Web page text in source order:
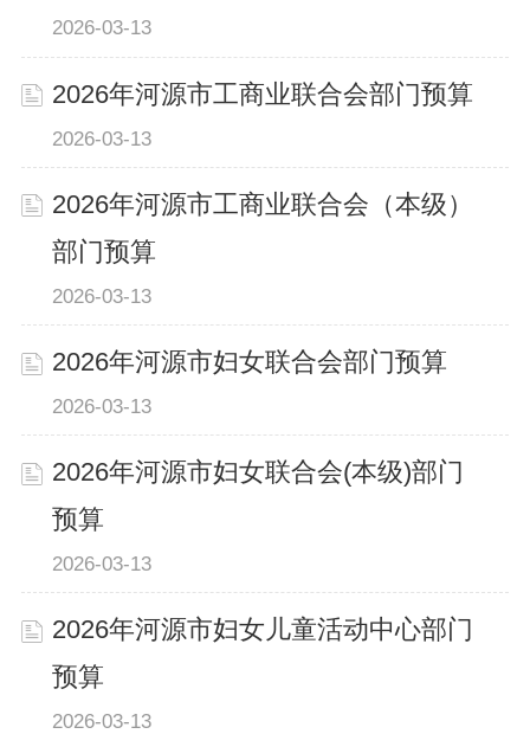
2026-03-13
2026年河源市工商业联合会部门预算
2026-03-13
2026年河源市工商业联合会（本级）
部门预算
2026-03-13
2026年河源市妇女联合会部门预算
2026-03-13
2026年河源市妇女联合会(本级)部门
预算
2026-03-13
2026年河源市妇女儿童活动中心部门
预算
2026-03-13